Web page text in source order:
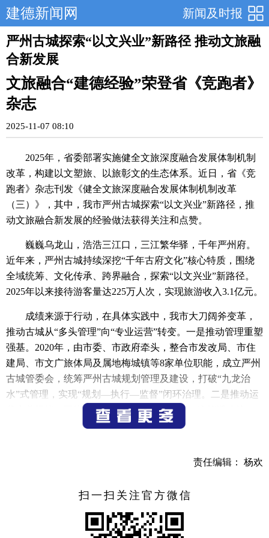
新闻及时报
建德新闻网
严州古城探索“以文兴业”新路径 推动文旅融
合新发展
文旅融合“建德经验”荣登省《竞跑者》
杂志
2025-11-07 08:10
2025年，省委部署实施健全文旅深度融合发展体制机制
改革，构建以文塑旅、以旅彰文的生态体系。近日，省《竞
跑者》杂志刊发《健全文旅深度融合发展体制机制改革
（三）》，其中，我市严州古城探索“以文兴业”新路径，推
动文旅融合新发展的经验做法获得关注和点赞。
巍巍乌龙山，浩浩三江口，三江繁华驿，千年严州府。
近年来，严州古城持续深挖“千年古府文化”核心特质，围绕
全域统筹、文化传承、跨界融合，探索“以文兴业”新路径。
2025年以来接待游客量达225万人次，实现旅游收入3.1亿元。
成绩来源于行动，在具体实践中，我市大刀阔斧变革，
推动古城从“多头管理”向“专业运营”转变。一是推动管理重塑
强基。2020年，由市委、市政府牵头，整合市发改局、市住
建局、市文广旅体局及属地梅城镇等8家单位职能，成立严州
古城管委会，统筹严州古城规划管理及建设，打破“九龙治
水”式管理，实现“规划—执行—监督”闭环治理。二是推动运
营变革提能。围绕严州古城文旅核心IP打造，统筹活动策
划、日常管理、宣传推介，推动古城从“传统景区”向“文旅生
时“水上夜宴”的《严州十二时辰》全时段体验链，拉动游客
动价值转化增效。实施文化资产“确权+运营”新模式，对古城
内不可移动文物（如青柯亭）、非遗技艺（如严州漆器制
作）、文化IP（如《水浒传》笔下的“乌龙岭”）进行资产确
权；授权“严州府”历史IP开发严州酥饼、严州主题盲盒等50余
责任编辑： 杨欢
扫一扫关注官方微信